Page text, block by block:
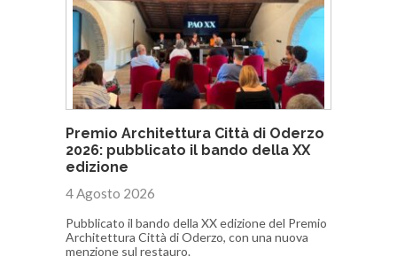
Premio Architettura Città di Oderzo
2026: pubblicato il bando della XX
edizione
4 Agosto 2026
Pubblicato il bando della XX edizione del Premio
Architettura Città di Oderzo, con una nuova
menzione sul restauro.